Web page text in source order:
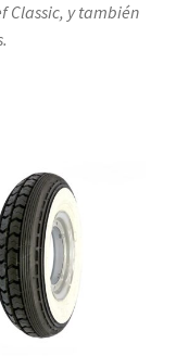
Classic, y también